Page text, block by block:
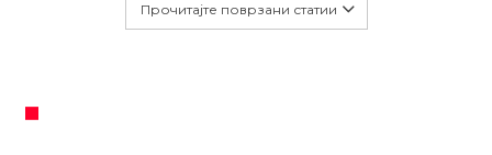
Прочитајте поврзани статии